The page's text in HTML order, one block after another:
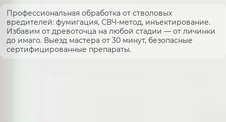
Профессиональная обработка от стволовых
вредителей: фумигация, СВЧ-метод, инъектирование.
Избавим от древоточца на любой стадии — от личинки
до имаго. Выезд мастера от 30 минут, безопасные
сертифицированные препараты.